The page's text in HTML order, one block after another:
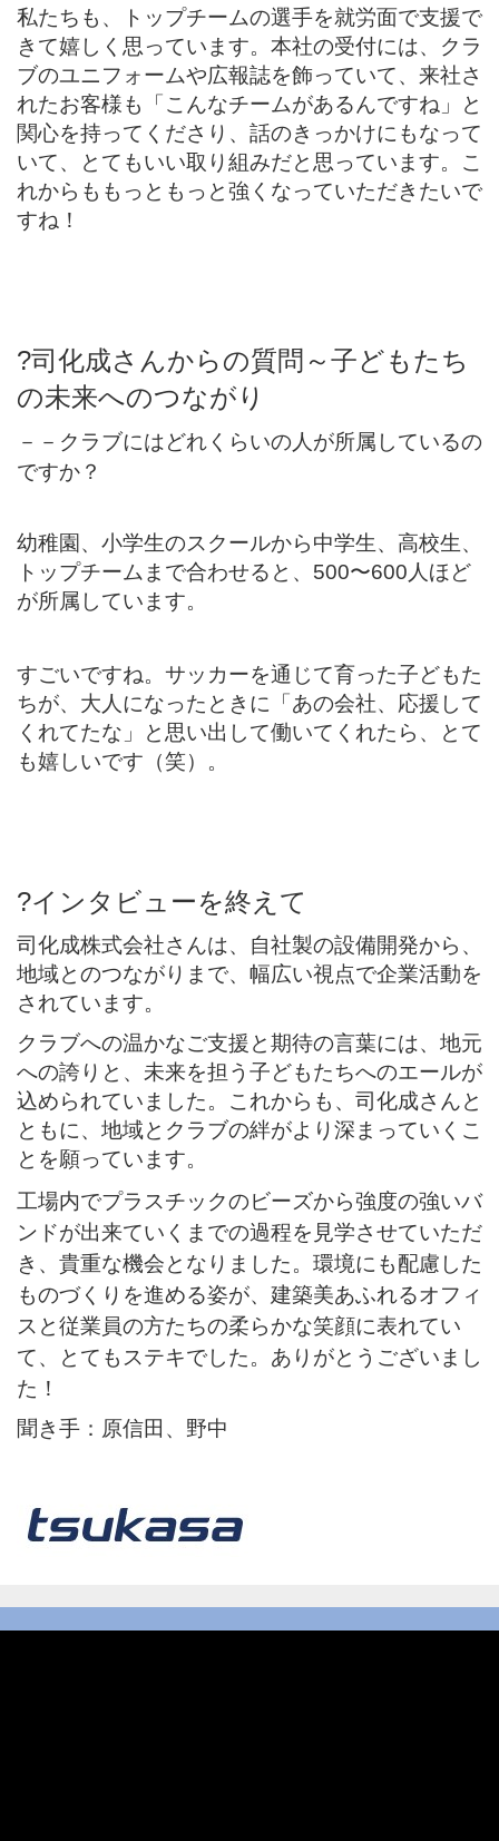
私たちも、トップチームの選手を就労面で支援で
きて嬉しく思っています。本社の受付には、クラ
ブのユニフォームや広報誌を飾っていて、来社さ
れたお客様も「こんなチームがあるんですね」と
関心を持ってくださり、話のきっかけにもなって
いて、とてもいい取り組みだと思っています。こ
れからももっともっと強くなっていただきたいで
すね！
?司化成さんからの質問～子どもたち
の未来へのつながり
－－ クラブにはどれくらいの人が所属しているの
ですか？
幼稚園、小学生のスクールから中学生、高校生、
トップチームまで合わせると、500〜600人ほど
が所属しています。
すごいですね。サッカーを通じて育った子どもた
ちが、大人になったときに「あの会社、応援して
くれてたな」と思い出して働いてくれたら、とて
も嬉しいです（笑）。
?インタビューを終えて
司化成株式会社さんは、自社製の設備開発から、
地域とのつながりまで、幅広い視点で企業活動を
されています。
クラブへの温かなご支援と期待の言葉には、地元
への誇りと、未来を担う子どもたちへのエールが
込められていました。これからも、司化成さんと
ともに、地域とクラブの絆がより深まっていくこ
とを願っています。
工場内でプラスチックのビーズから強度の強いバ
ンドが出来ていくまでの過程を見学させていただ
き、貴重な機会となりました。 環境にも配慮した
ものづくりを進める姿が、建築美あふれるオフィ
スと従業員の方たちの柔らかな笑顔に表れてい
て、とてもステキでした。ありがとうございまし
た！
聞き手：原信田、野中